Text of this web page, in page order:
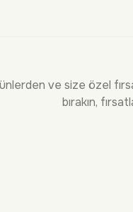
ve size özel
bırakın,